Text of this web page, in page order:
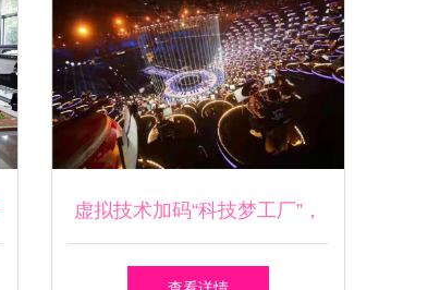
虚拟技术加码“科技梦工厂”，
《2060》以极致未来感点亮动